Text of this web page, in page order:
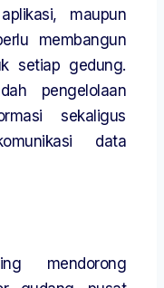
maupun
membangun
setiap gedung.
pengelolaan
sekaligus
data
mendorong